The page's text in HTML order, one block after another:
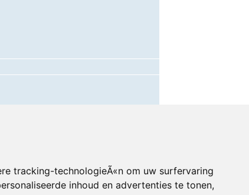
tracking-technologieÃ«n om uw surfervaring
inhoud en advertenties te tonen,